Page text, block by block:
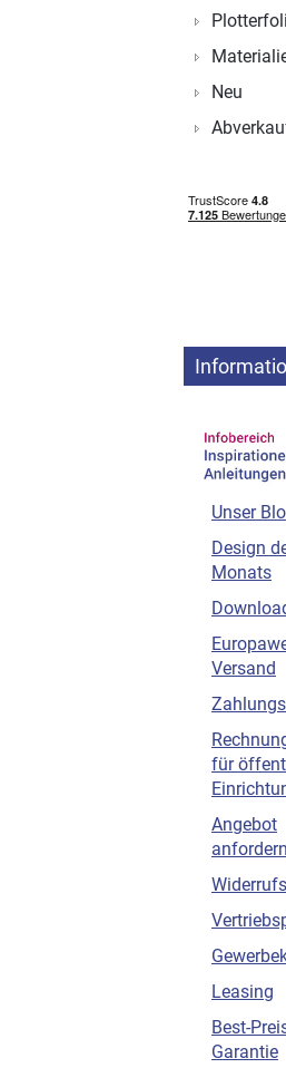
Neu
Unser
Design
Monats
Versand
für
Angebot
anfordern
Leasing
Best-
Garantie